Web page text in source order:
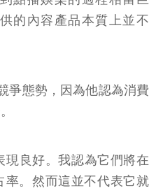
的內容產品本質上並不
爭態勢，因為他認為消費
現良好。我認為它們將在
率。然而這並不代表它就